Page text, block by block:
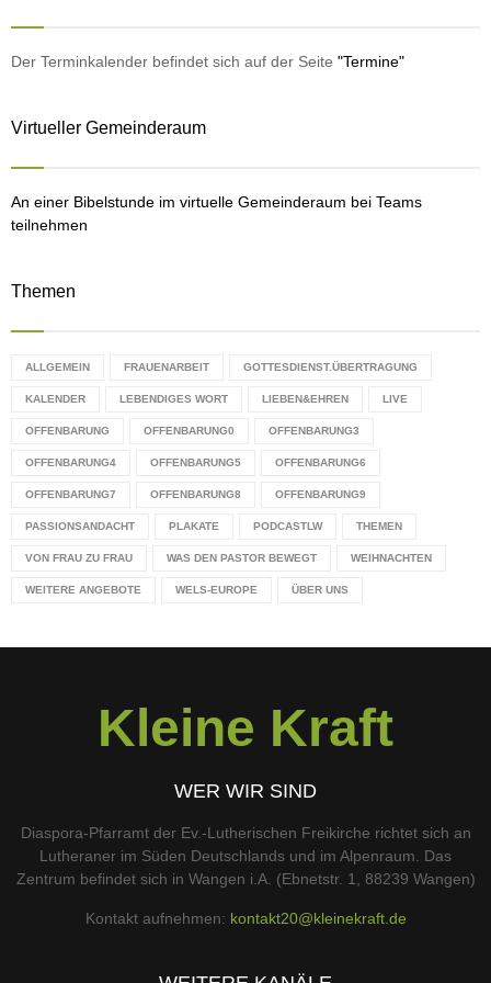
o
Der Terminkalender befindet sich auf der Seite "Termine"
Virtueller Gemeinderaum
An einer Bibelstunde im virtuelle Gemeinderaum bei Teams
teilnehmen
Themen
ALLGEMEIN FRAUENARBEIT GOTTESDIENST.ÜBERTRAGUNG
KALENDER LEBENDIGES WORT LIEBEN&EHREN LIVE
OFFENBARUNG OFFENBARUNG0 OFFENBARUNG3
OFFENBARUNG4 OFFENBARUNG5 OFFENBARUNG6
OFFENBARUNG7 OFFENBARUNG8 OFFENBARUNG9
PASSIONSANDACHT PLAKATE PODCASTLW THEMEN
VON FRAU ZU FRAU WAS DEN PASTOR BEWEGT WEIHNACHTEN
WEITERE ANGEBOTE WELS-EUROPE ÜBER UNS
Kleine Kraft
WER WIR SIND
Diaspora-Pfarramt der Ev.-Lutherischen Freikirche richtet sich an
Lutheraner im Süden Deutschlands und im Alpenraum. Das
Zentrum befindet sich in Wangen i.A. (Ebnetstr. 1, 88239 Wangen)
Kontakt aufnehmen: kontakt20@kleinekraft.de